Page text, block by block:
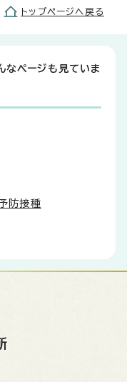
トップページへ戻る
なページも見ていま
防接種